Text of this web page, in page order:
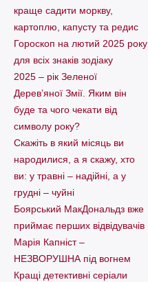
краще садити моркву,
картоплю, капусту та редис
Гороскоп на лютий 2025 року
для всіх знаків зодіаку
2025 – рік Зеленої
Дерев’яної Змії. Яким він
буде та чого чекати від
символу року?
Скажіть в який місяць ви
народилися, а я скажу, хто
ви: у травні – надійні, а у
грудні – чуйні
Боярський МакДональдз вже
приймає перших відвідувачів
Марія Капніст –
НЕЗВОРУШНА під вогнем
Кращі детективні серіали